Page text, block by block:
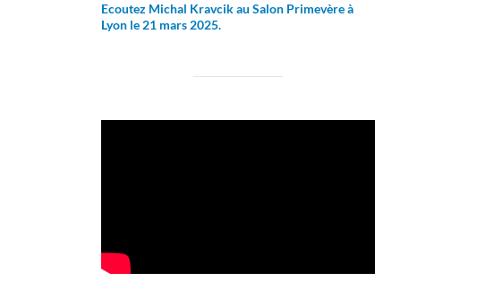
Ecoutez Michal Kravcik au Salon Primevère à
Lyon le 21 mars 2025.